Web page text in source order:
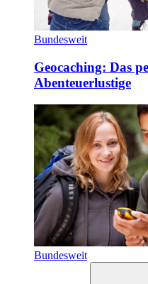
Bundesweit
Geocaching: Das
Abenteuerlustige
Bundesweit